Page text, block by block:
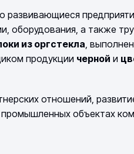
развивающиеся
оборудования, а также
из оргстекла ,
продукции черной и
отношений,
объектах